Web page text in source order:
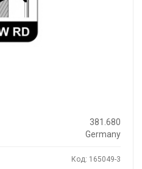
381.680
Germany
Код: 165049-3